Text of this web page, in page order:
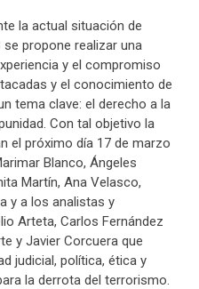
la actual situación de
se propone realizar una
y el compromiso
y el conocimiento de
tema clave: el derecho a la
Con tal objetivo la
el próximo día 17 de marzo
Blanco, Ángeles
Martín, Ana Velasco,
y a los analistas y
Arteta, Carlos Fernández
y Javier Corcuera que
judicial, política, ética y
la derrota del terrorismo.